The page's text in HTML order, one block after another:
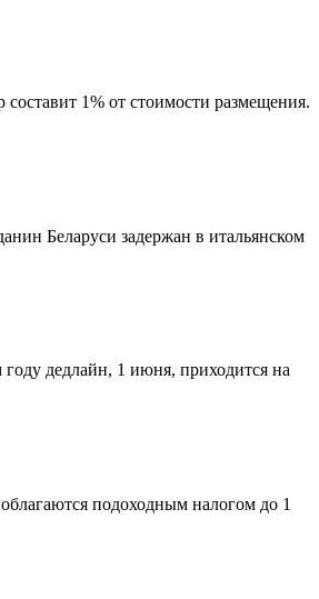
1% от стоимости размещения.
Беларуси задержан в итальянском
дедлайн, 1 июня, приходится на
подоходным налогом до 1